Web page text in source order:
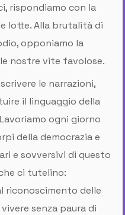
rispondiamo con la
lotte. Alla brutalità di
opponiamo la
nostre vite favolose.
le narrazioni,
il linguaggio della
ogni giorno
della democrazia e
e sovversivi di questo
ci tutelino:
riconoscimento delle
senza paura di